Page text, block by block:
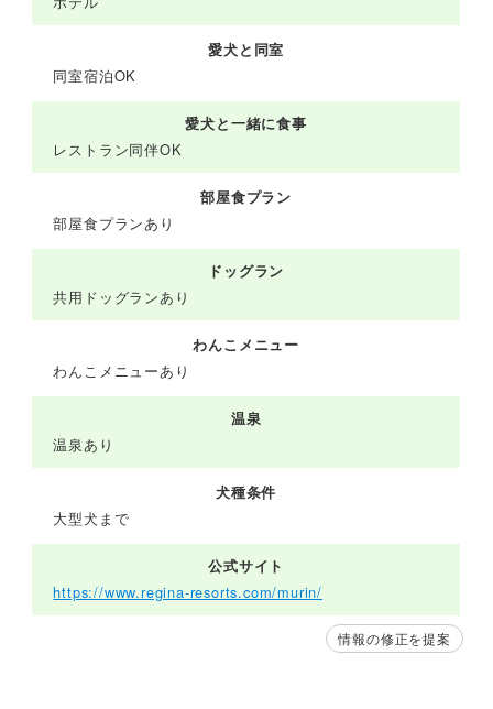
愛犬と同室
同室宿泊OK
愛犬と一緒に食事
レストラン同伴OK
部屋食プラン
部屋食プランあり
ドッグラン
共用ドッグランあり
わんこメニュー
わんこメニューあり
温泉
温泉あり
犬種条件
大型犬まで
公式サイト
https://www.regina-resorts.com/murin/
情報の修正を提案